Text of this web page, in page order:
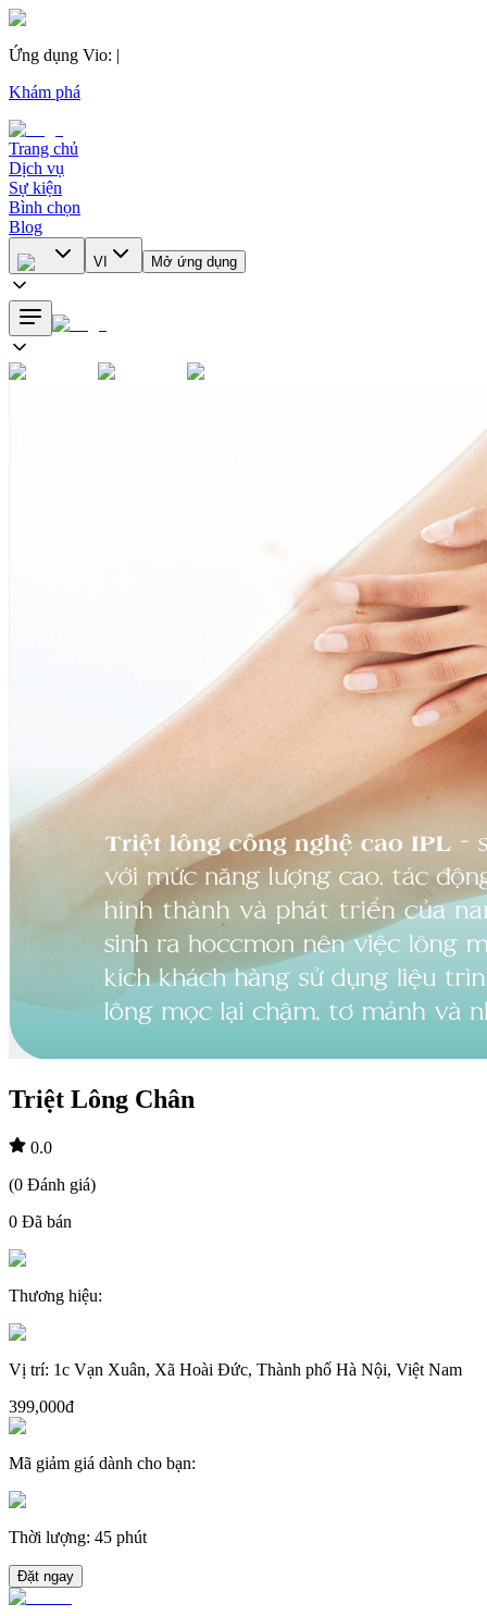
Ứng dụng Vio: |
Khám phá
Trang chủ
Dịch vụ
Sự kiện
Bình chọn
Blog
VI Mở ứng dụng
Triệt Lông Chân
0.0
(0 Đánh giá)
0 Đã bán
Thương hiệu:
Vị trí: 1c Vạn Xuân, Xã Hoài Đức, Thành phố Hà Nội, Việt Nam
399,000đ
Mã giảm giá dành cho bạn:
Thời lượng: 45 phút
Đặt ngay